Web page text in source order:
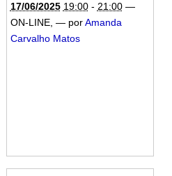
17/06/2025 19:00- 21:00 —
ON-LINE, — porAmanda
Carvalho Matos